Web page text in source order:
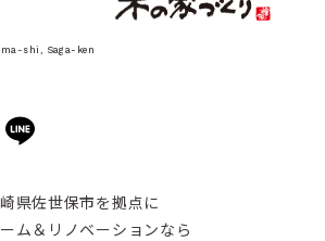
shi, Saga-ken
県佐世保市を拠点に
ム＆リノベーションなら